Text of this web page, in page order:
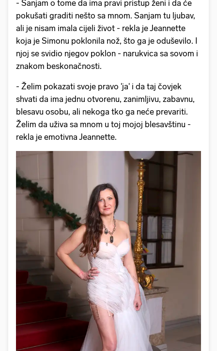
- Sanjam o tome da ima pravi pristup ženi i da će
pokušati graditi nešto sa mnom. Sanjam tu ljubav,
ali je nisam imala cijeli život - rekla je Jeannette
koja je Simonu poklonila nož, što ga je oduševilo. I
njoj se svidio njegov poklon - narukvica sa sovom i
znakom beskonačnosti.
- Želim pokazati svoje pravo 'ja' i da taj čovjek
shvati da ima jednu otvorenu, zanimljivu, zabavnu,
blesavu osobu, ali nekoga tko ga neće prevariti.
Želim da uživa sa mnom u toj mojoj blesavštinu -
rekla je emotivna Jeannette.